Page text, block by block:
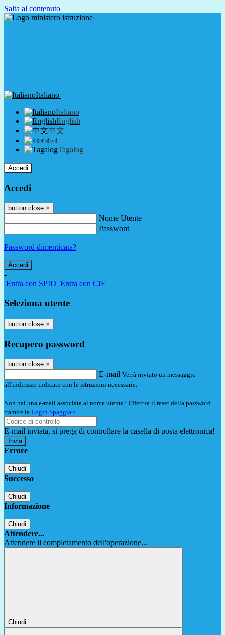
Salta al contenuto
Italiano
Italiano
English
中文
বাংলা
Tagalog
Accedi
Accedi
button close ×
Nome Utente
Password
Password dimenticata?
-
Entra con SPID Entra con CIE
Seleziona utente
button close ×
Recupero password
button close ×
E-mail Verrà inviato un messaggio
all'indirizzo indicato con le istruzioni necessarie.
Non hai una e-mail associata al nome utente? Effettua il reset della password
tramite la Login Spaggiari
E-mail inviata, si prega di controllare la casella di posta elettronica!
Errore
Chiudi
Successo
Chiudi
Informazione
Chiudi
Attendere...
Attendere il completamento dell'operazione...
Chiudi